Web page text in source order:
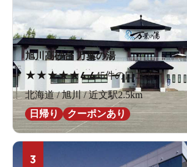
旭川高砂台 万葉の湯
★★★★★4.445件の口コミ
北海道 / 旭川 / 近文駅2.5km
日帰り
クーポンあり
3